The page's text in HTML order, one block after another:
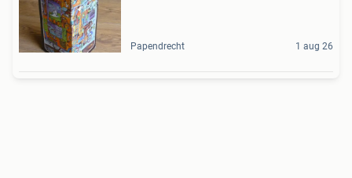
Papendrecht 1 aug 26